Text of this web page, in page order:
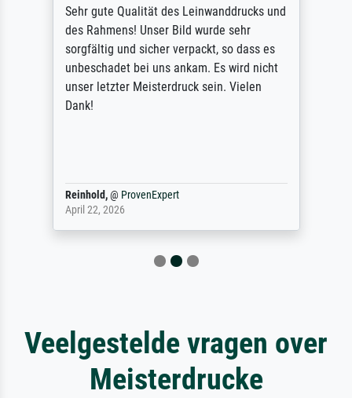
Sehr gute Qualität des Leinwanddrucks und
des Rahmens! Unser Bild wurde sehr
sorgfältig und sicher verpackt, so dass es
unbeschadet bei uns ankam. Es wird nicht
unser letzter Meisterdruck sein. Vielen
Dank!
Reinhold,@ ProvenExpert
April 22, 2026
Veelgestelde vragen over
Meisterdrucke